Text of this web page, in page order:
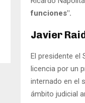
funciones".
Javier
El presidente el
licencia por un
internado en el
ámbito judicial